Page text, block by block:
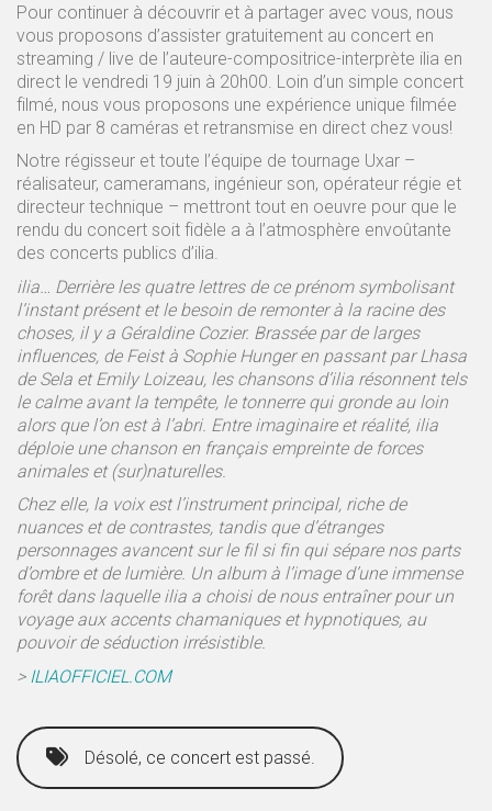
Pour continuer à découvrir et à partager avec vous, nous
vous proposons d’assister gratuitement au concert en
streaming / live de l’auteure-compositrice-interprète ilia en
direct le vendredi 19 juin à 20h00. Loin d’un simple concert
filmé, nous vous proposons une expérience unique filmée
en HD par 8 caméras et retransmise en direct chez vous!
Notre régisseur et toute l’équipe de tournage Uxar –
réalisateur, cameramans, ingénieur son, opérateur régie et
directeur technique – mettront tout en oeuvre pour que le
rendu du concert soit fidèle a à l’atmosphère envoûtante
des concerts publics d’ilia.
ilia… Derrière les quatre lettres de ce prénom symbolisant
l’instant présent et le besoin de remonter à la racine des
choses, il y a Géraldine Cozier. Brassée par de larges
influences, de Feist à Sophie Hunger en passant par Lhasa
de Sela et Emily Loizeau, les chansons d’ilia résonnent tels
le calme avant la tempête, le tonnerre qui gronde au loin
alors que l’on est à l’abri. Entre imaginaire et réalité, ilia
déploie une chanson en français empreinte de forces
animales et (sur)naturelles.
Chez elle, la voix est l’instrument principal, riche de
nuances et de contrastes, tandis que d’étranges
personnages avancent sur le fil si fin qui sépare nos parts
d’ombre et de lumière. Un album à l’image d’une immense
forêt dans laquelle ilia a choisi de nous entraîner pour un
voyage aux accents chamaniques et hypnotiques, au
pouvoir de séduction irrésistible.
> ILIAOFFICIEL.COM
Désolé, ce concert est passé.